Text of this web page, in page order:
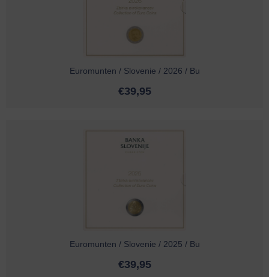
Euromunten / Slovenie / 2026 / Bu
€39,95
Euromunten / Slovenie / 2025 / Bu
€39,95